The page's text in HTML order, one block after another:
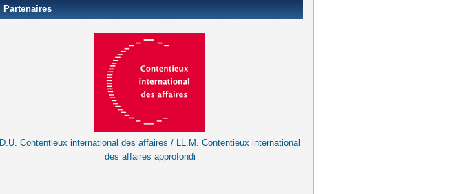
Partenaires
D.U. Contentieux international des affaires / LL.M. Contentieux international
des affaires approfondi